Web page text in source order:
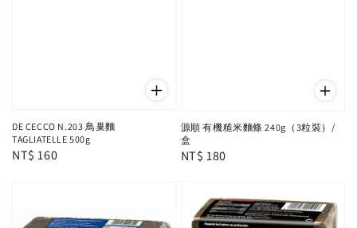
DE CECCO N.203 鳥巢麵
TAGLIATELLE 500g
Regular
NT$ 160
源順 有機糙米麵條 240g（3粒裝）/
盒
Regular
NT$ 180